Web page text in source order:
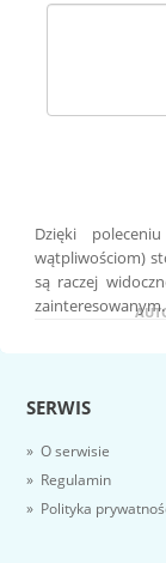
Dzięki
wątpliwościom)
są raczej
zainteresowanym.
SERWIS
» O serwisie
» Regulamin
» Polityka